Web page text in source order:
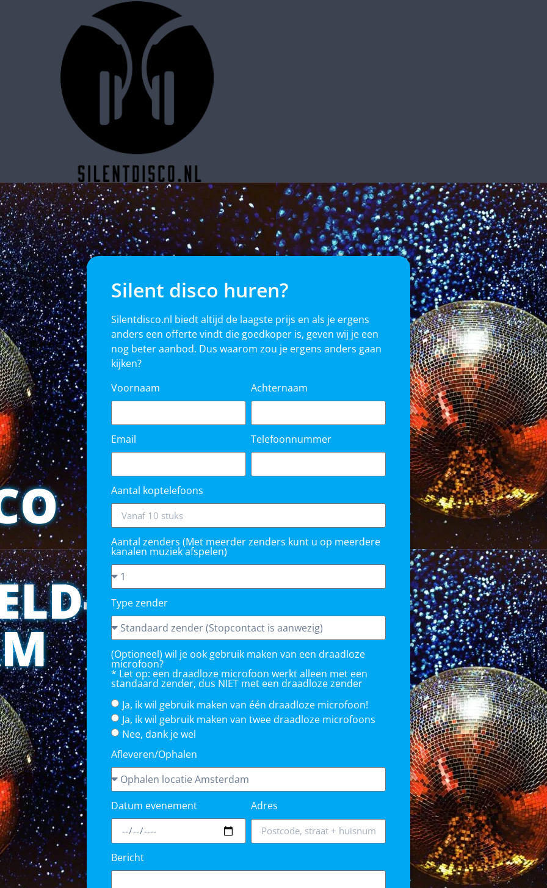
SILENT DISCO RESERVEREN
Silent disco huren?
Silentdisco.nl biedt altijd de laagste prijs en als je ergens
anders een offerte vindt die goedkoper is, geven wij je een
nog beter aanbod. Dus waarom zou je ergens anders gaan
kijken?
Voornaam
Achternaam
Email Telefoonnummer
Aantal koptelefoons
Aantal zenders (Met meerder zenders kunt u op meerdere
kanalen muziek afspelen)
Type zender
(Optioneel) wil je ook gebruik maken van een draadloze
microfoon?
* Let op: een draadloze microfoon werkt alleen met een
standaard zender, dus NIET met een draadloze zender
Ja, ik wil gebruik maken van één draadloze microfoon!
Ja, ik wil gebruik maken van twee draadloze microfoons
Nee, dank je wel
Afleveren/Ophalen
Datum evenement Adres
Bericht